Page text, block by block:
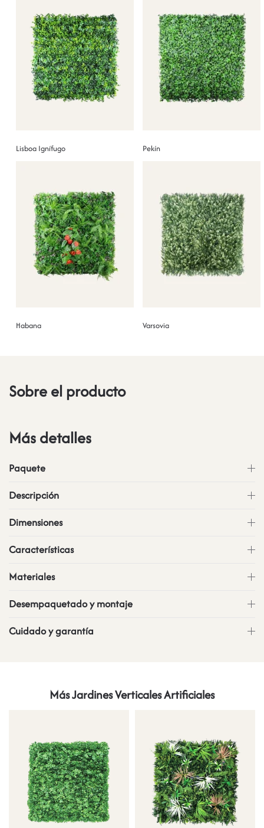
Lisboa Ignífugo Pekín
Habana Varsovia
Sobre el producto
Más detalles
Paquete
Descripción
Dimensiones
Características
Materiales
Desempaquetado y montaje
Cuidado y garantía
Más Jardines Verticales Artificiales